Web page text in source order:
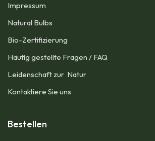
Impressum​
Natural Bulbs
Bio-Zertifizierung
Häufig gestellte Fragen / FAQ
Leidenschaft zur Natur
Kontaktiere Sie uns
Bestellen